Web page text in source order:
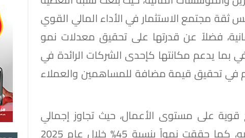
يعكس ثقة مجتمع الاستثمار في الأداء المالي القوي
فضلاً عن قدرتها على تحقيق معدلات نمو
يدعم مكانتها كإحدى الشركات الرائدة في
في تحقيق قيمة مضافة للمساهمين والعملاء
قوية على مستوى الأعمال، حيث تجاوز إجمالي
محفظة التأجير التمويلي والتخصيم 8.5 مليار جنيه، كما حققت نمواً بنسبة 45% خلال عام 2025